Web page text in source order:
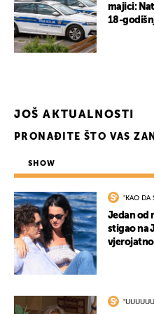
majici:
18-
JOŠ AKTUALNOSTI
PRONAĐITE ŠTO VAS
SHOW
"KAO DA
Jedan od
stigao na